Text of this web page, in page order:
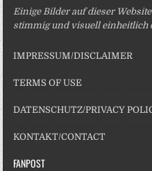
Einige Bilder auf dieser
stimmig und visuell einheitlich
IMPRESSUM/DISCLAIMER
TERMS OF USE
DATENSCHUTZ/PRIVACY
KONTAKT/CONTACT
FANPOST